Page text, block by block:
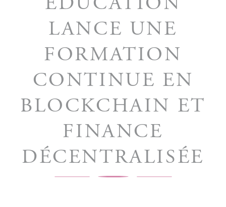
LANCE UNE
FORMATION
CONTINUE EN
BLOCKCHAIN ET
FINANCE
DÉCENTRALISÉE